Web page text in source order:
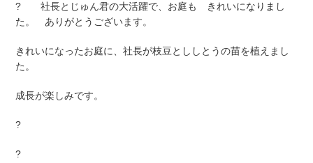
? 社長とじゅん君の大活躍で、お庭も きれいになりまし
た。 ありがとうございます。
きれいになったお庭に、社長が枝豆とししとうの苗を植えまし
た。
成長が楽しみです。
?
?